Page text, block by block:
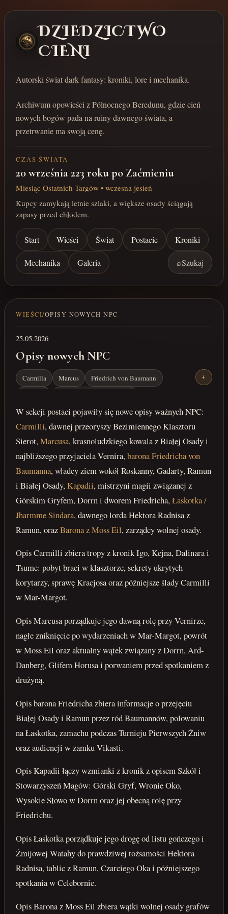
DZIEDZICTWO
CIENI
Autorski świat dark fantasy: kroniki, lore i mechanika.
Archiwum opowieści z Północnego Beredunu, gdzie cień
nowych bogów pada na ruiny dawnego świata, a
przetrwanie ma swoją cenę.
CZAS ŚWIATA
20 września 223 roku po Zaćmieniu
Miesiąc Ostatnich Targów • wczesna jesień
Kupcy zamykają letnie szlaki, a większe osady ściągają
zapasy przed chłodem.
Start Wieści Świat Postacie Kroniki
Mechanika Galeria ⌕Szukaj
WIEŚCI/OPISY NOWYCH NPC
25.05.2026
Opisy nowych NPC
Carmilla Marcus
Friedrich von Baumann
Kapadia
Łaskotek / Jharmme Sindar
Baron z Moss Eil
Rodzina de Vries
postacie
NPC
Moss Eil
+
W sekcji postaci pojawiły się nowe opisy ważnych NPC:
Carmilli, dawnej przeoryszy Bezimiennego Klasztoru
Sierot,Marcusa, krasnoludzkiego kowala z Białej Osady i
najbliższego przyjaciela Vernira,barona Friedricha von
Baumanna, władcy ziem wokół Roskanny, Gadarty, Ramun
i Białej Osady,Kapadii, mistrzyni magii związanej z
Górskim Gryfem, Dorrn i dworem Friedricha,Łaskotka /
Jharmme Sindara, dawnego lorda Hektora Radnisa z
Ramun, orazBarona z Moss Eil, zarządcy wolnej osady.
Opis Carmilli zbiera tropy z kronik Igo, Kejna, Dalinara i
Tsume: pobyt braci w klasztorze, sekrety ukrytych
korytarzy, sprawę Kracjosa oraz późniejsze ślady Carmilli
w Mar-Margot.
Opis Marcusa porządkuje jego dawną rolę przy Vernirze,
nagłe zniknięcie po wydarzeniach w Mar-Margot, powrót
w Moss Eil oraz aktualny wątek związany z Dorrn, Ard-
Danberg, Glifem Horusa i porwaniem przed spotkaniem z
drużyną.
Opis barona Friedricha zbiera informacje o przejęciu
Białej Osady i Ramun przez ród Baumannów, polowaniu
na Łaskotka, zamachu podczas Turnieju Pierwszych Żniw
oraz audiencji w zamku Vikasti.
Opis Kapadii łączy wzmianki z kronik z opisem Szkół i
Stowarzyszeń Magów: Górski Gryf, Wronie Oko,
Wysokie Słowo w Dorrn oraz jej obecną rolę przy
Friedrichu.
Opis Łaskotka porządkuje jego drogę od listu gończego i
Żmijowej Watahy do prawdziwej tożsamości Hektora
Radnisa, tablic z Ramun, Czarciego Oka i późniejszego
spotkania w Celebornie.
Opis Barona z Moss Eil zbiera wątki wolnej osady grafów